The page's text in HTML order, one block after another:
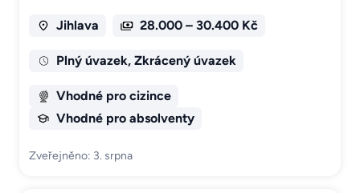
Jihlava 28.000 – 30.400 Kč
Plný úvazek, Zkrácený úvazek
Vhodné pro cizince
Vhodné pro absolventy
Zveřejněno: 3. srpna